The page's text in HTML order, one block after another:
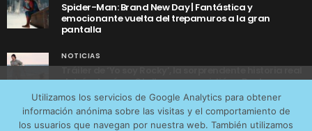
Spider-Man: Brand New Day | Fantástica y
emocionante vuelta del trepamuros a la gran
pantalla
NOTICIAS
Tráiler de ‘Yo soy Rocky’, la sorprendente historia real
detrás de cómo Stallone se convirtió en Rocky
Utilizamos los servicios de Google Analytics para obtener
información anónima sobre las visitas y el comportamiento de
los usuarios que navegan por nuestra web. También utilizamos
tráfico web que recibimos y conocer los servicios que
más os interesan. Puede cambiar las preferencias y